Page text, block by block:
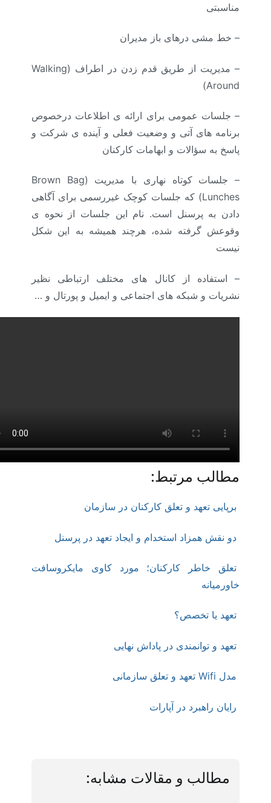
مناسبتی
– خط مشی درهای باز مدیران
– مدیریت از طریق قدم زدن در اطراف (Walking
Around)
– جلسات عمومی برای ارائه ی اطلاعات درخصوص
برنامه های آتی و وضعیت فعلی و آینده ی شرکت و
پاسخ به سؤالات و ابهامات کارکنان
– جلسات کوتاه نهاری با مدیریت (Brown Bag
Lunches) که جلسات کوچک غیررسمی برای آگاهی
دادن به پرسنل است. نام این جلسات از نحوه ی
وقوعش گرفته شده، هرچند همیشه به این شکل
نیست
– استفاده از کانال های مختلف ارتباطی نظیر
نشریات و شبکه های اجتماعی و ایمیل و پورتال و …
مطالب مرتبط:
برپایی تعهد و تعلق کارکنان در سازمان
دو نقش همزاد استخدام و ایجاد تعهد در پرسنل
تعلق خاطر کارکنان؛ مورد کاوی مایکروسافت
خاورمیانه
تعهد یا تخصص؟
تعهد و توانمندی در پاداش نهایی
مدل Wifi تعهد و تعلق سازمانی
رایان راهبرد در آپارات
مطالب و مقالات مشابه: